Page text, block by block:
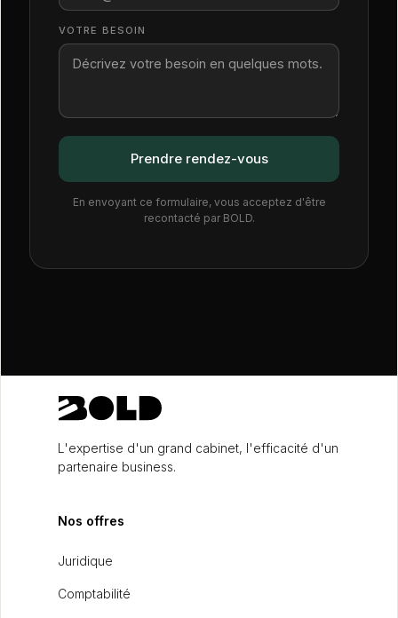
VOTRE BESOIN
En envoyant ce formulaire, vous acceptez d'être
recontacté par BOLD.
L'expertise d'un grand cabinet, l'efficacité d'un
partenaire business.
Nos offres
Juridique
Comptabilité